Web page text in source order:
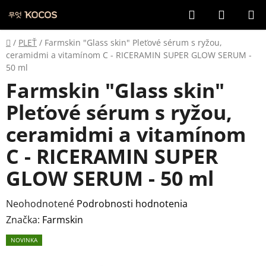
na
obsah
Hľadať
KOŠÍK
Domov
/ PLEŤ / Farmskin "Glass skin" Pleťové sérum s ryžou,
ceramidmi a vitamínom C - RICERAMIN SUPER GLOW SERUM -
50 ml
Farmskin "Glass skin"
Pleťové sérum s ryžou,
ceramidmi a vitamínom
C - RICERAMIN SUPER
GLOW SERUM - 50 ml
Priemerné
hodnotenie
produktu
Neohodnotené Podrobnosti hodnotenia
Značka: Farmskin
NOVINKA